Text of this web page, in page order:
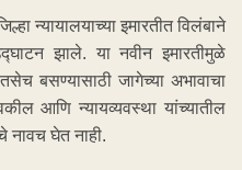
न्यायालयाच्या इमारतीत विलंबाने
झाले. या नवीन इमारतीमुळे
बसण्यासाठी जागेच्या अभावाचा
आणि न्यायव्यवस्था यांच्यातील
नावच घेत नाही.